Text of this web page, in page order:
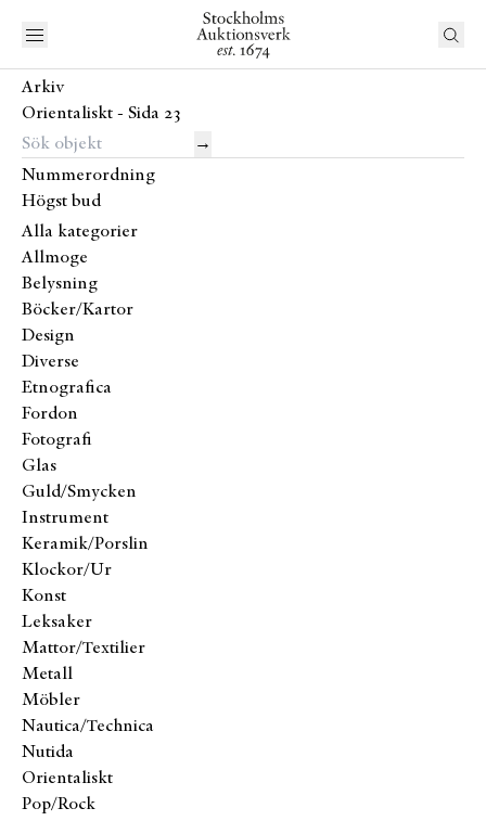
Arkiv
Orientaliskt - Sida 23
→
Nummerordning
Högst bud
Alla kategorier
Allmoge
Belysning
Böcker/Kartor
Design
Diverse
Etnografica
Fordon
Fotografi
Glas
Guld/Smycken
Instrument
Keramik/Porslin
Klockor/Ur
Konst
Leksaker
Mattor/Textilier
Metall
Möbler
Nautica/Technica
Nutida
Orientaliskt
Pop/Rock